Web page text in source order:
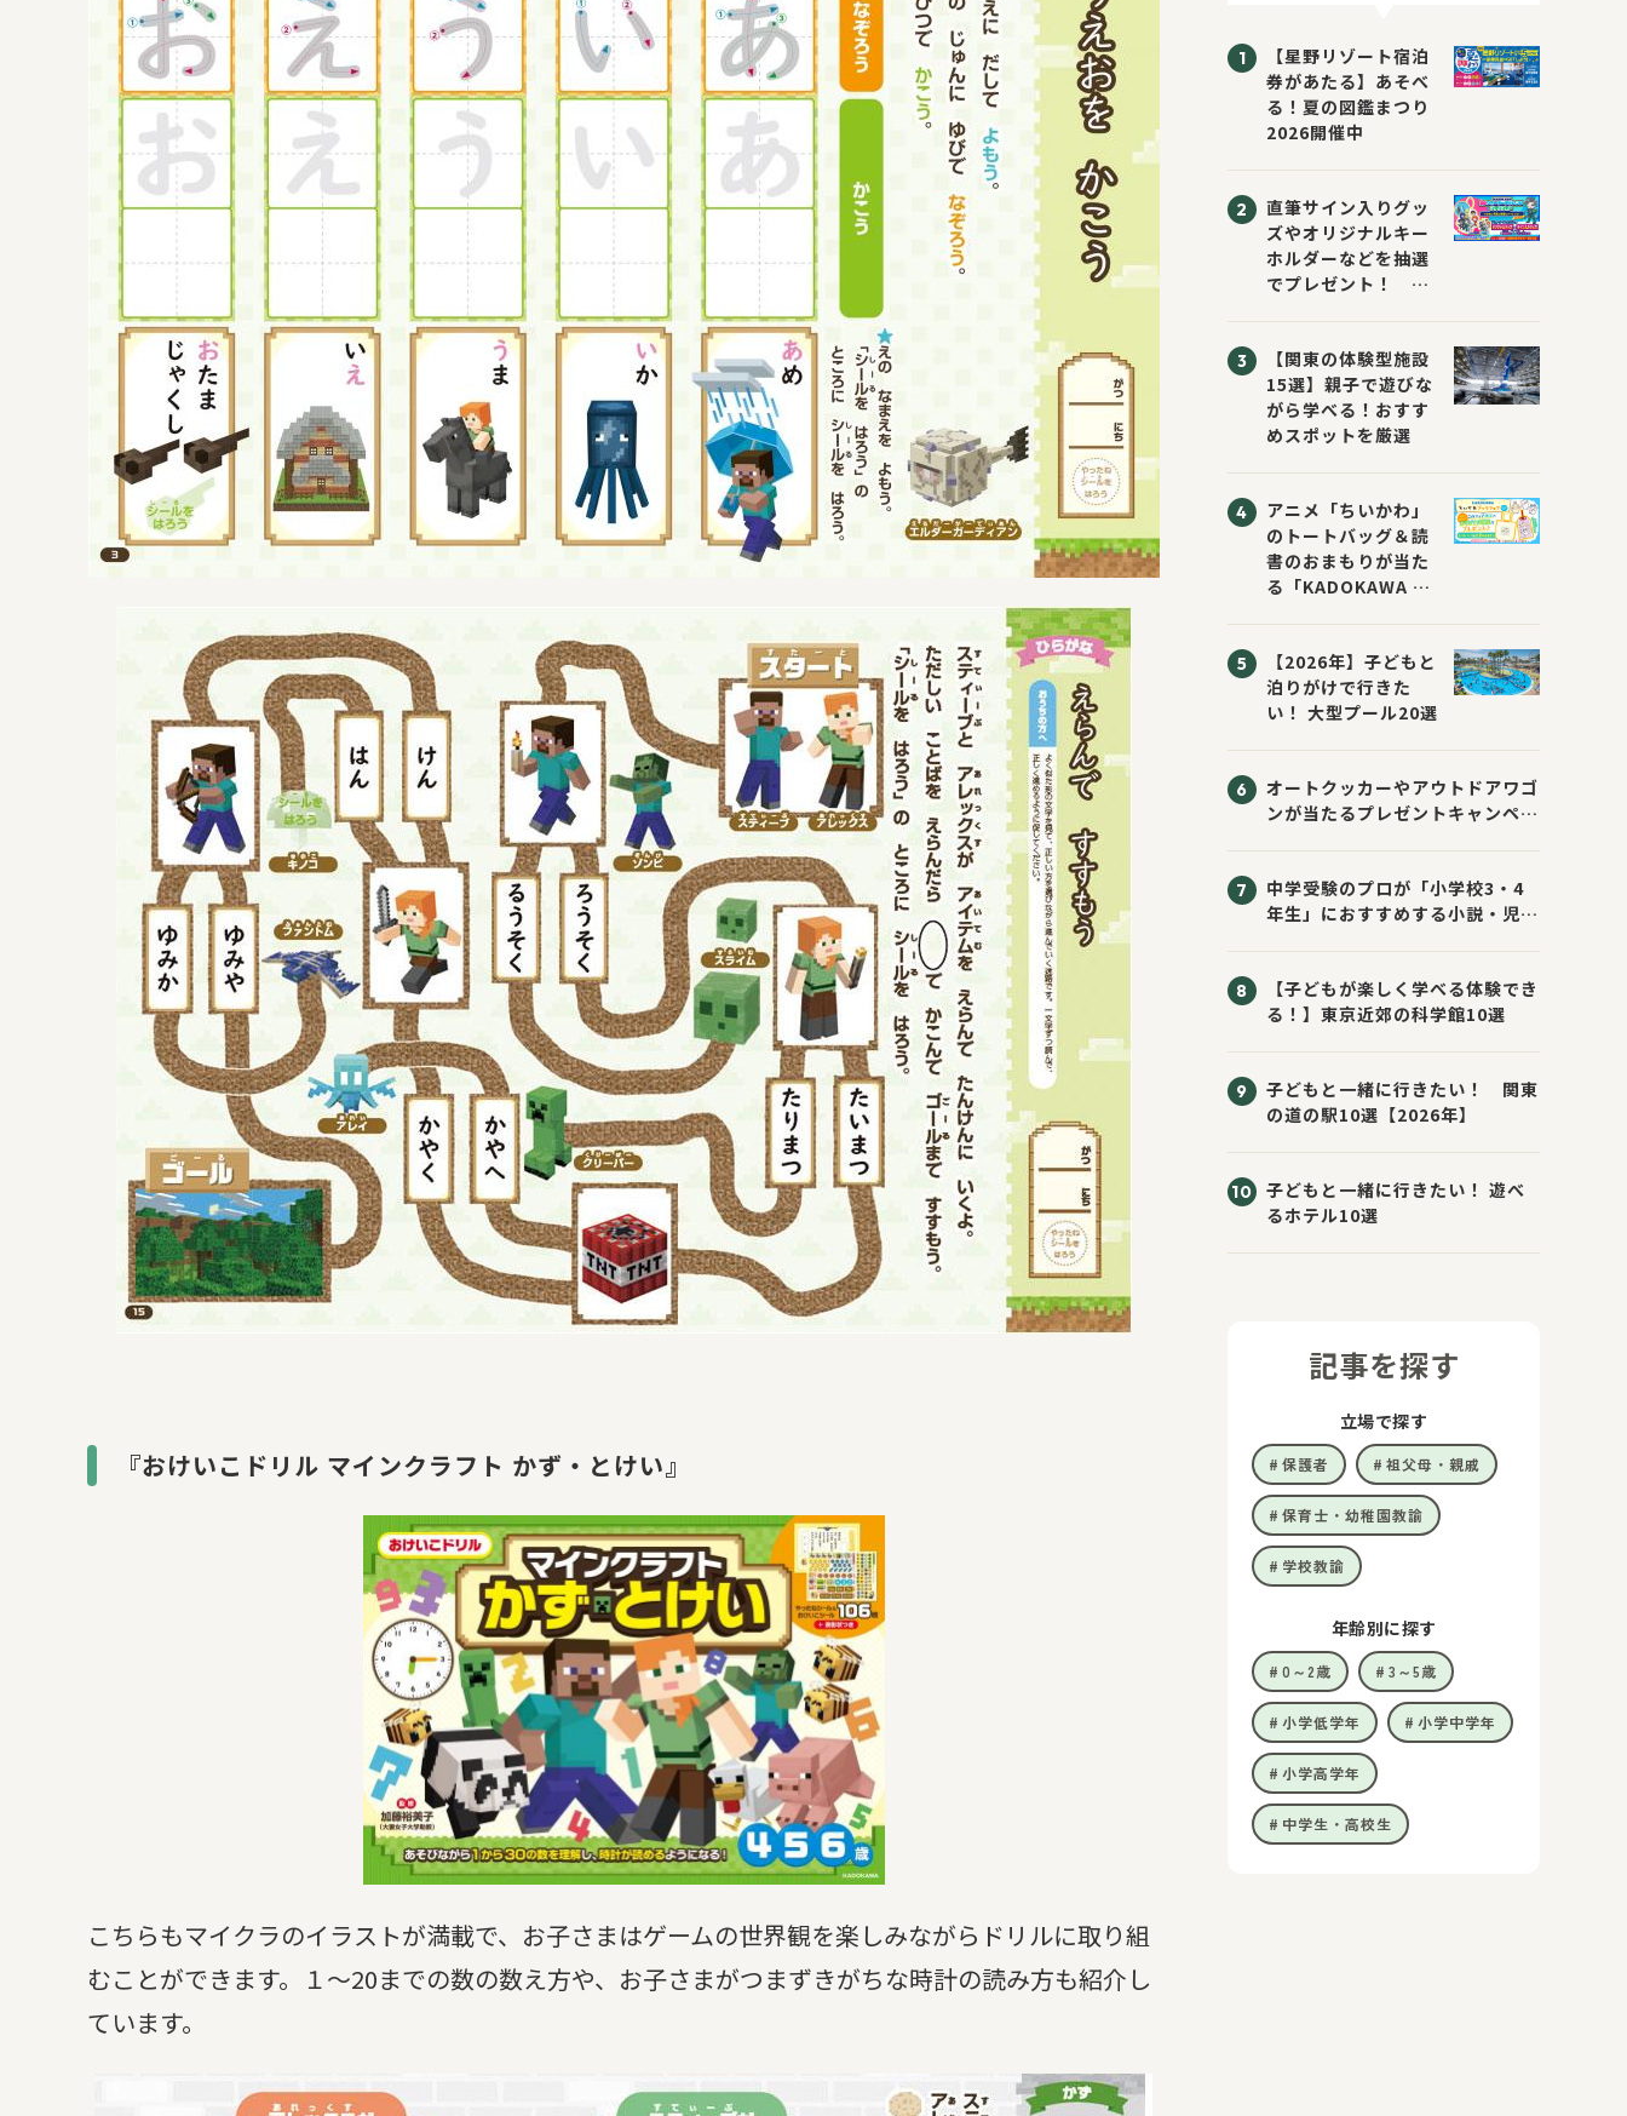
『おけいこドリル マインクラフト かず・とけい』
こちらもマイクラのイラストが満載で、お子さまはゲームの世界観を楽しみながらドリルに取り組
むことができます。１～20までの数の数え方や、お子さまがつまずきがちな時計の読み方も紹介し
ています。
【星野リゾート宿泊
券があたる】あそべ
る！夏の図鑑まつり
2026開催中
直筆サイン入りグッ
ズやオリジナルキー
ホルダーなどを抽選
でプレゼント！
ジブックフェア2026
～すまない先生と読
書にチャレンジ！
～」が開催！
【関東の体験型施設
15選】親子で遊びな
がら学べる！おすす
めスポットを厳選
アニメ「ちいかわ」
のトートバッグ＆読
書のおまもりが当た
る「KADOKAWA ち
催！ スマホ壁紙は
応募者全員にプレゼ
ント！
【2026年】子どもと
泊りがけで行きた
い！ 大型プール20選
オートクッカーやアウトドアワゴ
ンが当たるプレゼントキャンペー
中学受験のプロが「小学校3・4
年生」におすすめする小説・児童
【子どもが楽しく学べる体験でき
る！】東京近郊の科学館10選
子どもと一緒に行きたい！ 関東
の道の駅10選【2026年】
子どもと一緒に行きたい！ 遊べ
るホテル10選
記事を探す
立場で探す
保護者 祖父母・親戚
保育士・幼稚園教諭
学校教諭
年齢別に探す
0～2歳 3～5歳
小学低学年 小学中学年
小学高学年
中学生・高校生